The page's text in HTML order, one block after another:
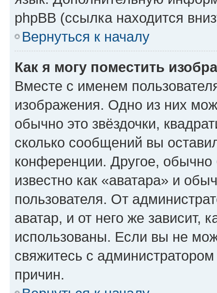
phpBB (ссылка находится
Вернуться к началу
Как я могу поместить
Вместе с именем
изображения. Одно из них
обычно это звёздочки,
сколько сообщений вы
конференции. Другое,
известно как «аватара» и
пользователя. От
аватар, и от него же зависит,
использованы. Если вы не
свяжитесь с
причин.